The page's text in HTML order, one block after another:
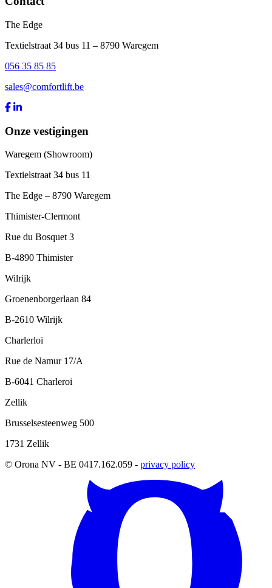
The Edge
Textielstraat 34 bus 11 – 8790 Waregem
056 35 85 85
sales@comfortlift.be
Onze vestigingen
Waregem (Showroom)
Textielstraat 34 bus 11
The Edge – 8790 Waregem
Thimister-Clermont
Rue du Bosquet 3
B-4890 Thimister
Wilrijk
Groenenborgerlaan 84
B-2610 Wilrijk
Charlerloi
Rue de Namur 17/A
B-6041 Charleroi
Zellik
Brusselsesteenweg 500
1731 Zellik
© Orona NV - BE 0417.162.059 - privacy policy